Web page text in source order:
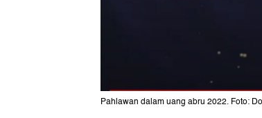
Pahlawan dalam uang abru 2022. Foto: